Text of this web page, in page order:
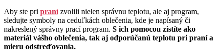
Aby ste pri pranízvolili nielen správnu teplotu, ale aj program,
sledujte symboly na ceduľkách oblečenia, kde je napísaný či
nakreslený správny prací program. S ich pomocou zistíte ako
materiál vášho oblečenia, tak aj odporúčanú teplotu pri praní a
mieru odstreďovania.